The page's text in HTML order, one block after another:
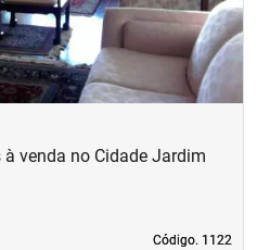
Código. 1122
Código. 1122
venda no Cidade Jardim